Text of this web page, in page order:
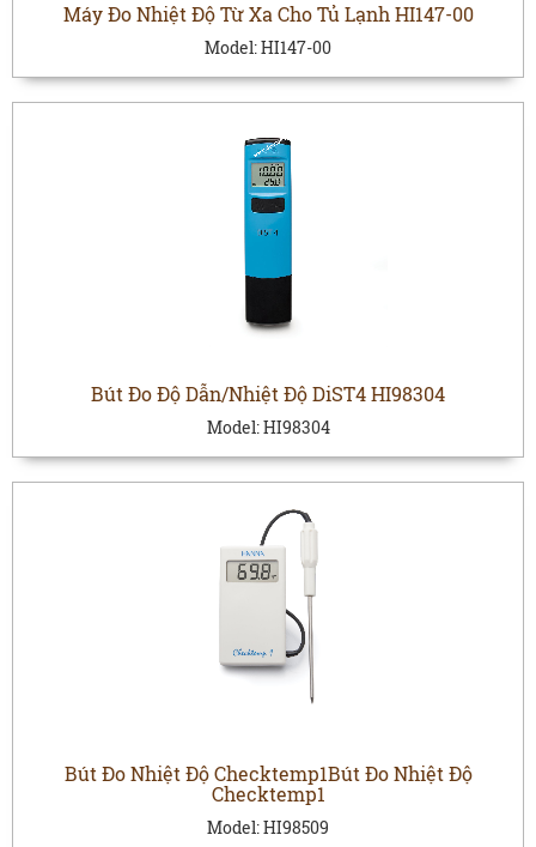
Máy Đo Nhiệt Độ Từ Xa Cho Tủ Lạnh HI147-00
Model:HI147-00
Bút Đo Độ Dẫn/Nhiệt Độ DiST4 HI98304
Model:HI98304
Bút Đo Nhiệt Độ Checktemp1Bút Đo Nhiệt Độ
Checktemp1
Model:HI98509